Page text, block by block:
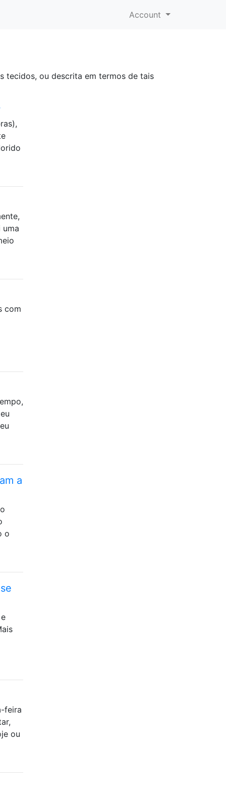
Account
tecidos, ou descrita em termos de tais
com
a
o
feira
ou